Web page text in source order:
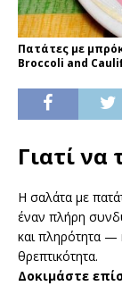
Πατάτες με
Broccoli and
Γιατί να
Η σαλάτα με
έναν πλήρη
και πληρότητα —
θρεπτικότητα.
Δοκιμάστε